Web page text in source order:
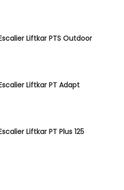
Liftkar PTS Outdoor
Liftkar PT Adapt
Liftkar PT Plus 125